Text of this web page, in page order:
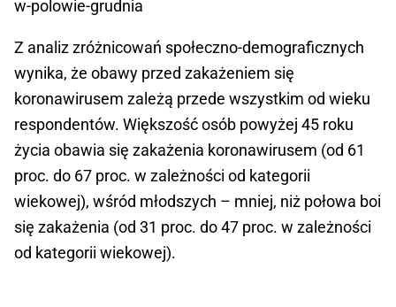
w-polowie-grudnia
Z analiz zróżnicowań społeczno-demograficznych
wynika, że obawy przed zakażeniem się
koronawirusem zależą przede wszystkim od wieku
respondentów. Większość osób powyżej 45 roku
życia obawia się zakażenia koronawirusem (od 61
proc. do 67 proc. w zależności od kategorii
wiekowej), wśród młodszych – mniej, niż połowa boi
się zakażenia (od 31 proc. do 47 proc. w zależności
od kategorii wiekowej).